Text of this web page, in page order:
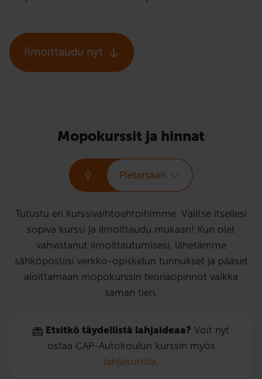
Ilmoittaudu nyt
Mopokurssit ja hinnat
Pietarsaari
Tutustu eri kurssivaihtoehtoihimme. Valitse itsellesi
sopiva kurssi ja ilmoittaudu mukaan! Kun olet
vahvistanut ilmoittautumisesi, lähetämme
sähköpostiisi verkko-opiskelun tunnukset ja pääset
aloittamaan mopokurssin teoriaopinnot vaikka
saman tien.
Etsitkö täydellistä lahjaideaa? Voit nyt
ostaa CAP-Autokoulun kurssin myös
lahjakortilla.